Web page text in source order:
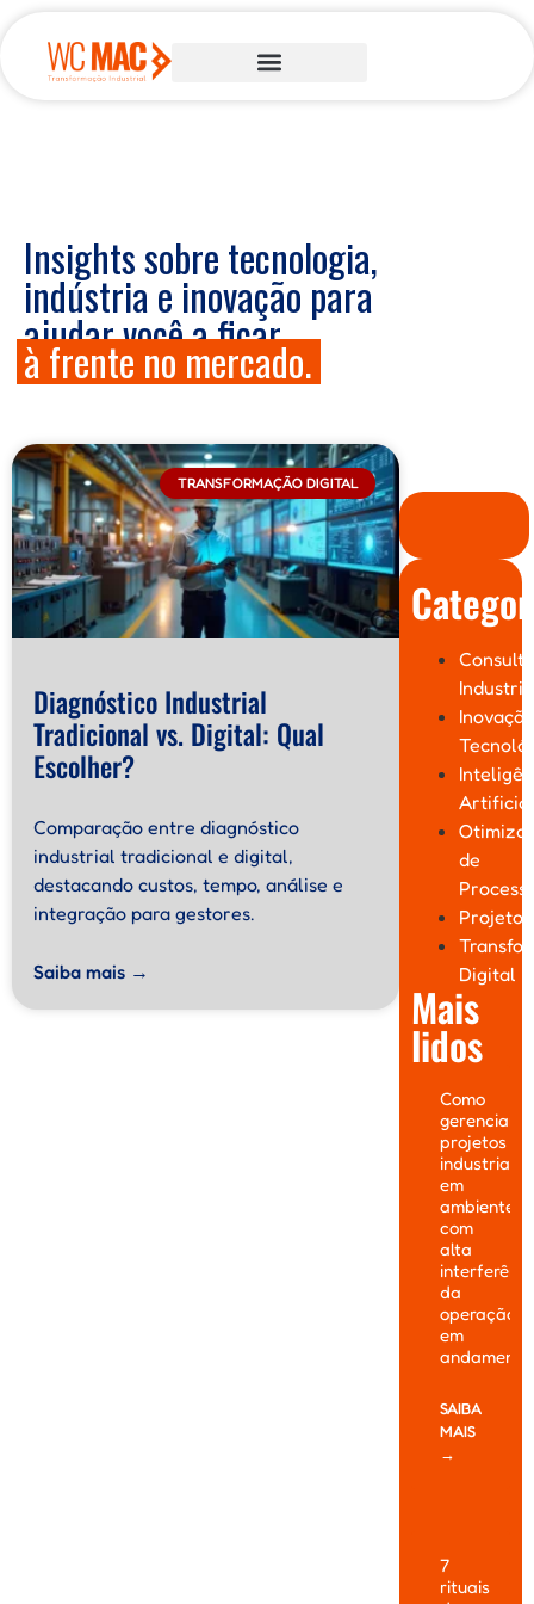
Insights sobre tecnologia,
indústria e inovação para
ajudar você a ficar
à frente no mercado.
TRANSFORMAÇÃO DIGITAL
Diagnóstico Industrial
Tradicional vs. Digital: Qual
Escolher?
Comparação entre diagnóstico
industrial tradicional e digital,
destacando custos, tempo, análise e
integração para gestores.
Saiba mais →
Inovação
Artificial
de
Projetos
Digital
Mais
lidos
Como
gerenciar
projetos
industriais
em
ambientes
com
alta
da
operação
em
andamento
SAIBA
MAIS
→
7
rituais